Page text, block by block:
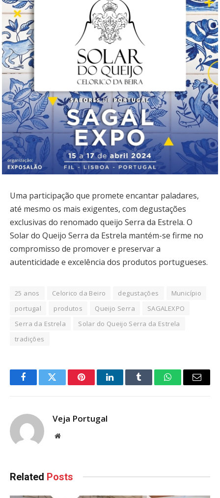
Uma participação que promete encantar paladares,
até mesmo os mais exigentes, com degustações
exclusivas do renomado queijo Serra da Estrela. O
Solar do Queijo Serra da Estrela mantém-se firme no
compromisso de promover e preservar a
autenticidade e excelência dos produtos portugueses.
25 anos Celorico da Beiro degustações
Município
portugal
produtos Queijo Serra
SAGALEXPO
Serra da Estrela
Solar do Queijo Serra da Estrela
tradições
FacebookTwitter PinterestLinkedInTumblr WhatsAppEmail
Veja Portugal
Website
Related Posts